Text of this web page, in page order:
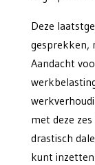
Deze
gesprekken,
Aandacht
met deze
drastisch
kunt